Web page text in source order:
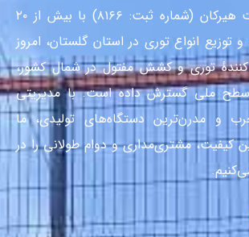
شرکت مفتول صنعت هیرکان (شماره ثبت: ۸۱۶۶) با بیش از ۲۰
توزیع انواع توری در استان گلستان، امروز
توری و کشش مفتول در شمال کشور،
سطح ملی گسترش داده است. با مدیریتی
و مدرن‌ترین دستگاه‌های تولیدی، ما
کیفیت، مشتری‌مداری و دوام طولانی را در